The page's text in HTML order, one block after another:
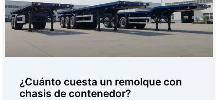
¿Cuánto cuesta un remolque con
chasis de contenedor?